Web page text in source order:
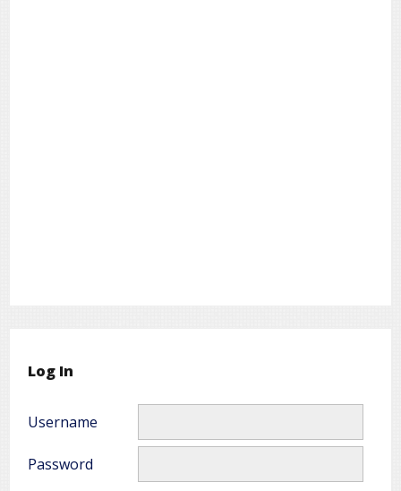
Log In
Username
Password